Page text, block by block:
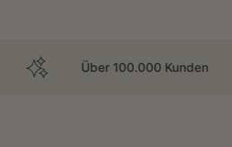
Über 100.000 Kunden